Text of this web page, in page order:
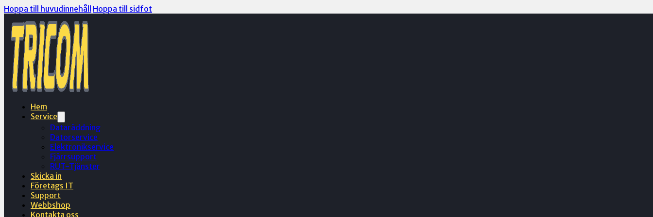
Hoppa till huvudinnehåll Hoppa till sidfot
Hem
Service
Dataräddning
Datorservice
Elektronikservice
Fjärrsupport
RUT-Tjänster
Skicka in
Företags IT
Support
Webbshop
Kontakta oss